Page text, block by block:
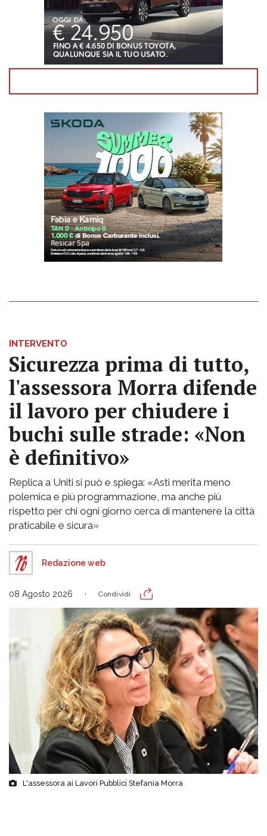
INTERVENTO
Sicurezza prima di tutto,
l'assessora Morra difende
il lavoro per chiudere i
buchi sulle strade: «Non
è definitivo»
Replica a Uniti si può e spiega: «Asti merita meno
polemica e più programmazione, ma anche più
rispetto per chi ogni giorno cerca di mantenere la città
praticabile e sicura»
Redazione web
08 Agosto 2026 Condividi
L'assessora ai Lavori Pubblici Stefania Morra